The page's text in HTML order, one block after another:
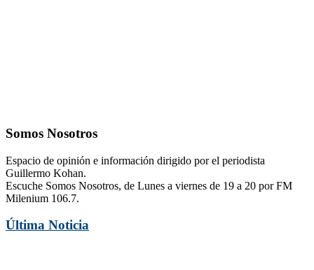
Somos Nosotros
Espacio de opinión e información dirigido por el periodista
Guillermo Kohan.
Escuche Somos Nosotros, de Lunes a viernes de 19 a 20 por FM
Milenium 106.7.
Última Noticia